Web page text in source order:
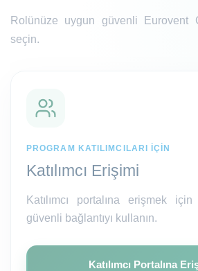
Rolünüze uygun güvenli Eurovent
seçin.
PROGRAM KATILIMCILARI IÇIN
Katılımcı Erişimi
Katılımcı portalına erişmek
güvenli bağlantıyı kullanın.
Katılımcı Portalına